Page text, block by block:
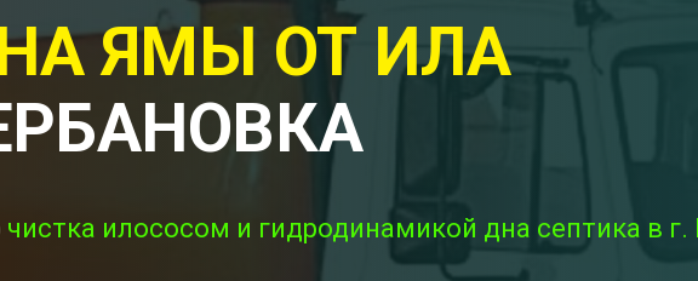
ЯМЫ ОТ ИЛА
чистка илососом и гидродинамикой дна септика в